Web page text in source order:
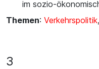
im sozio-
Themen: Verkehrspolitik,
3